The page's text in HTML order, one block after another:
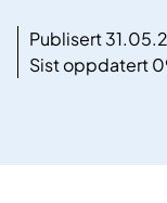
Publisert
Sist oppdatert